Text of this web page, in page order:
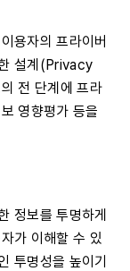
용자의 프라이버
설계(Privacy
전 단계에 프라
영향평가 등을
정보를 투명하게
가 이해할 수 있
투명성을 높이기